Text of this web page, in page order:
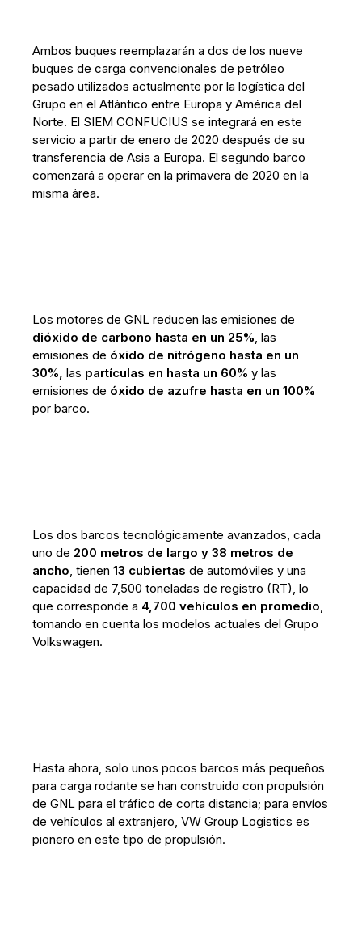
Ambos buques reemplazarán a dos de los nueve
buques de carga convencionales de petróleo
pesado utilizados actualmente por la logística del
Grupo en el Atlántico entre Europa y América del
Norte. El SIEM CONFUCIUS se integrará en este
servicio a partir de enero de 2020 después de su
transferencia de Asia a Europa. El segundo barco
comenzará a operar en la primavera de 2020 en la
misma área.
Los motores de GNL reducen las emisiones de
dióxido de carbono hasta en un 25% , las
emisiones de óxido de nitrógeno hasta en un
30%, las partículas en hasta un 60% y las
emisiones de óxido de azufre hasta en un 100%
por barco.
Los dos barcos tecnológicamente avanzados, cada
uno de 200 metros de largo y 38 metros de
ancho , tienen13 cubiertas de automóviles y una
capacidad de 7,500 toneladas de registro (RT), lo
que corresponde a 4,700 vehículos en promedio
tomando en cuenta los modelos actuales del Grupo
Volkswagen.
Hasta ahora, solo unos pocos barcos más pequeños
para carga rodante se han construido con propulsión
de GNL para el tráfico de corta distancia; para envíos
de vehículos al extranjero, VW Group Logistics es
pionero en este tipo de propulsión.